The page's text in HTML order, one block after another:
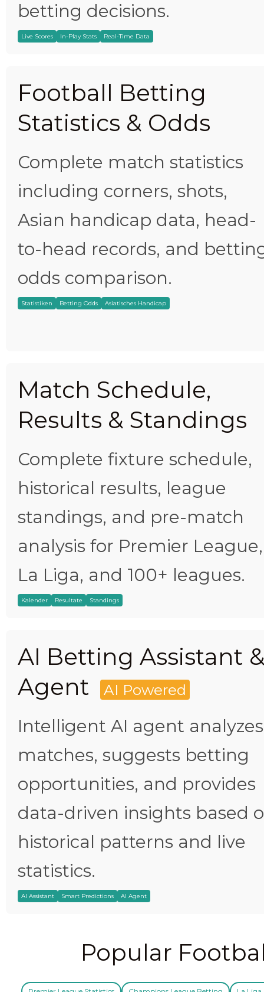
betting decisions.
Live Scores In-Play Stats Real-Time Data
Football Betting
Statistics & Odds
Complete match statistics
including corners, shots,
Asian handicap data, head-
to-head records, and
odds comparison.
Statistiken Betting Odds Asiatisches Handicap
Match Schedule,
Results & Standings
Complete fixture schedule,
historical results, league
standings, and pre-match
analysis for Premier League,
La Liga, and 100+ leagues.
Kalender Resultate Standings
AI Betting Assistant
Agent
AI Powered
Intelligent AI agent analyzes
matches, suggests betting
opportunities, and provides
data-driven insights based
historical patterns and live
statistics.
AI Assistant Smart Predictions AI Agent
Popular